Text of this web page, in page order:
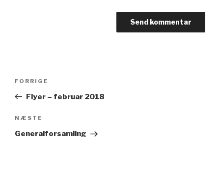
Forrige
indlæg
FORRIGE
Flyer – februar 2018
Næste
indlæg
NÆSTE
Generalforsamling